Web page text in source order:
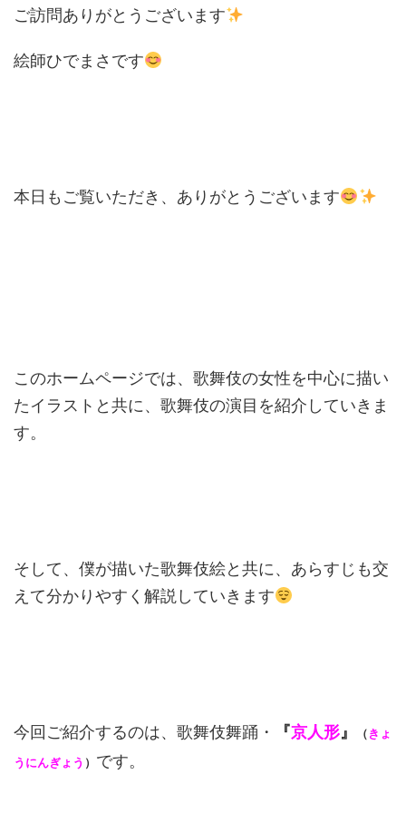
ご訪問ありがとうございます
絵師ひでまさです
本日もご覧いただき、ありがとうございます
このホームページでは、歌舞伎の女性を中心に描い
たイラストと共に、歌舞伎の演目を紹介していきま
す。
そして、僕が描いた歌舞伎絵と共に、あらすじも交
えて分かりやすく解説していきます
今回ご紹介するのは、歌舞伎舞踊・ 『京人形』 （ きょ
うにんぎょう ） です。